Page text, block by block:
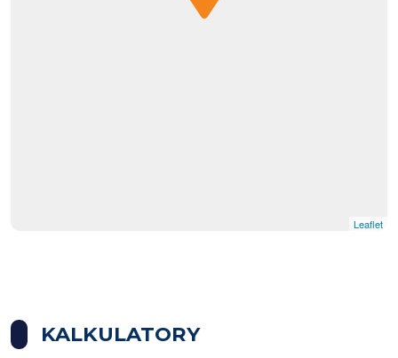
© OpenStreetMap contributors
KALKULATORY